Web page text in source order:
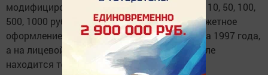
модифицированные банкноты номиналами 10, 50, 100,
500, 1000 рублей. Их формат, цветовое и сюжетное
оформление аналогичны банкнотам образца 1997 года,
а на лицевой стороне на узком купонном поле
находится текст «МОДИФИКАЦИЯ 2004 г.».